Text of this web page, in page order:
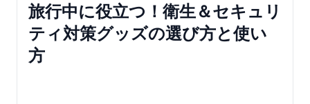
旅行中に役立つ！衛生＆セキュリ
ティ対策グッズの選び方と使い
方